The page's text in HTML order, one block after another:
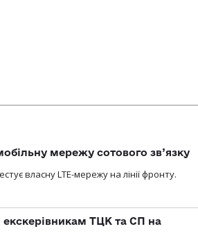
мережу сотового зв’язку
власну LTE-мережу на лінії фронту.
ТЦК та СП на